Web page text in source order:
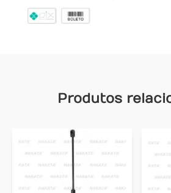
Produtos